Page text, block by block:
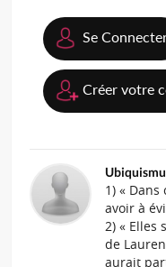
Se
Créer votre
1) «
avoir à
2) « Elles
de
aurait